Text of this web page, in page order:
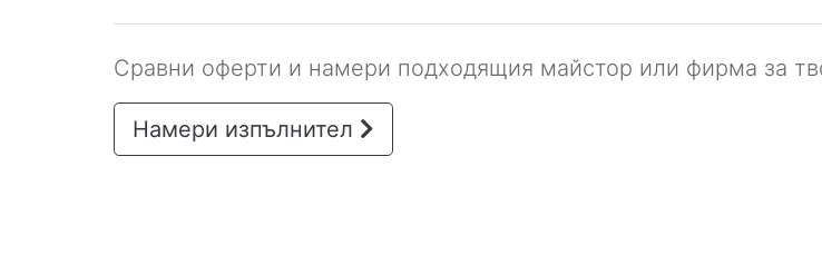
Сравни оферти и намери подходящия майстор или фирма за
Намери изпълнител